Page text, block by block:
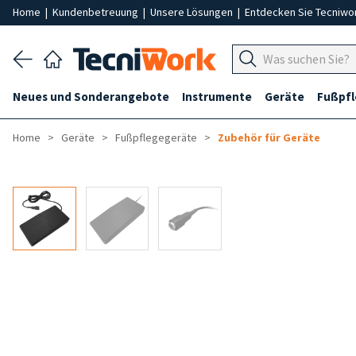
Home | Kundenbetreuung | Unsere Lösungen | Entdecken Sie
Neues und Sonderangebote Instrumente Geräte
Home Geräte Fußpflegegeräte Zubehör für Geräte